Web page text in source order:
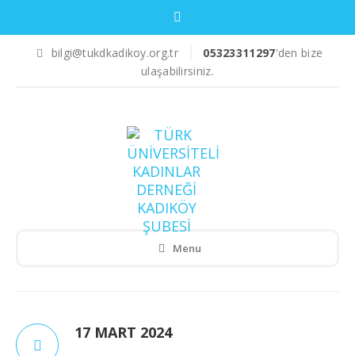
bilgi@tukdkadikoy.org.tr 05323311297'den bize
ulaşabilirsiniz.
Menu
17 MART 2024